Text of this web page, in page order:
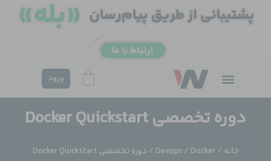
ورود
دوره تخصصی Docker Quickstart
خانه /
Devops / Docker / دوره تخصصی Docker Quickstart